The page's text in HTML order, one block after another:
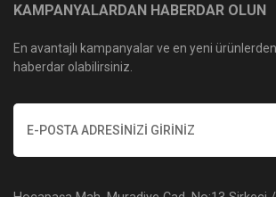
KAMPANYALARDAN HABERDAR OLUN
En avantajlı kampanyalar ve en yeni
haberdar olabilirsiniz.